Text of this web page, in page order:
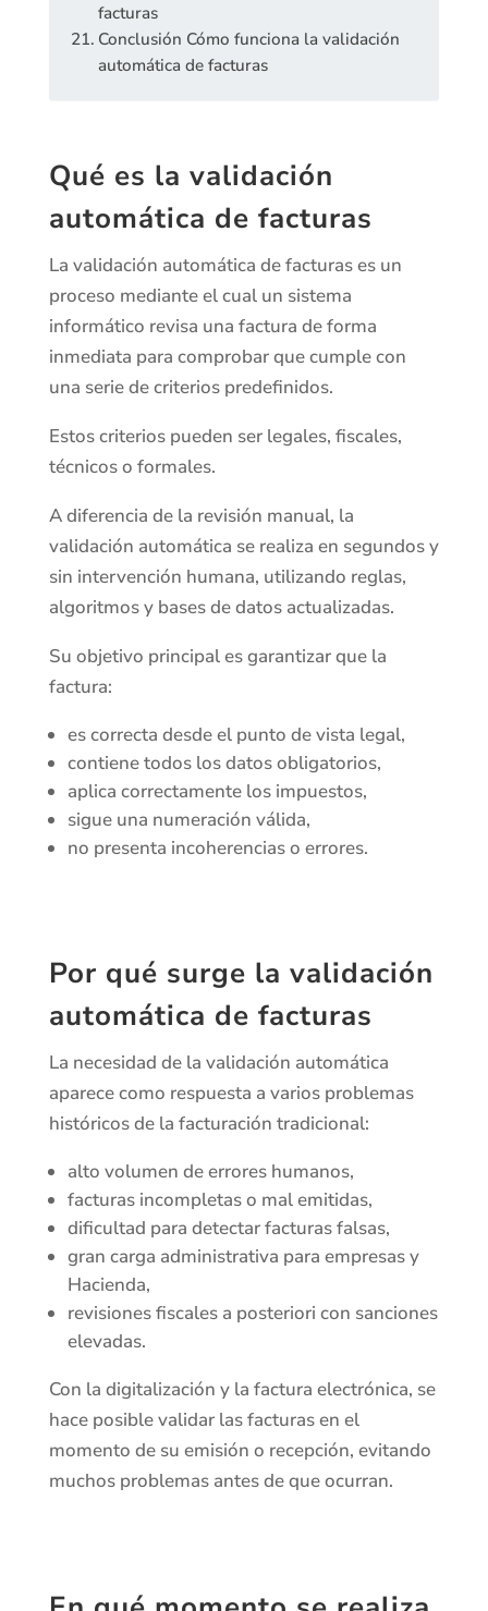
facturas
Conclusión Cómo funciona la validación
automática de facturas
Qué es la validación
automática de facturas
La validación automática de facturas es un
proceso mediante el cual un sistema
informático revisa una factura de forma
inmediata para comprobar que cumple con
una serie de criterios predefinidos.
Estos criterios pueden ser legales, fiscales,
técnicos o formales.
A diferencia de la revisión manual, la
validación automática se realiza en segundos y
sin intervención humana, utilizando reglas,
algoritmos y bases de datos actualizadas.
Su objetivo principal es garantizar que la
factura:
es correcta desde el punto de vista legal,
contiene todos los datos obligatorios,
aplica correctamente los impuestos,
sigue una numeración válida,
no presenta incoherencias o errores.
Por qué surge la validación
automática de facturas
La necesidad de la validación automática
aparece como respuesta a varios problemas
históricos de la facturación tradicional:
alto volumen de errores humanos,
facturas incompletas o mal emitidas,
dificultad para detectar facturas falsas,
gran carga administrativa para empresas y
Hacienda,
revisiones fiscales a posteriori con sanciones
elevadas.
Con la digitalización y la factura electrónica, se
hace posible validar las facturas en el
momento de su emisión o recepción, evitando
muchos problemas antes de que ocurran.